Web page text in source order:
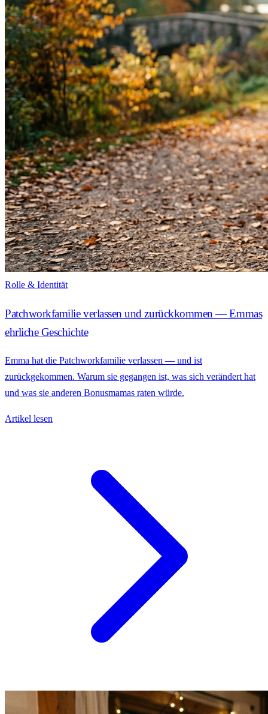
Rolle & Identität
Patchworkfamilie verlassen und zurückkommen — Emmas
ehrliche Geschichte
Emma hat die Patchworkfamilie verlassen — und ist
zurückgekommen. Warum sie gegangen ist, was sich verändert hat
und was sie anderen Bonusmamas raten würde.
Artikel lesen